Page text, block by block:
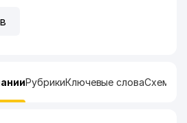
РубрикиКлючевые словаСхема